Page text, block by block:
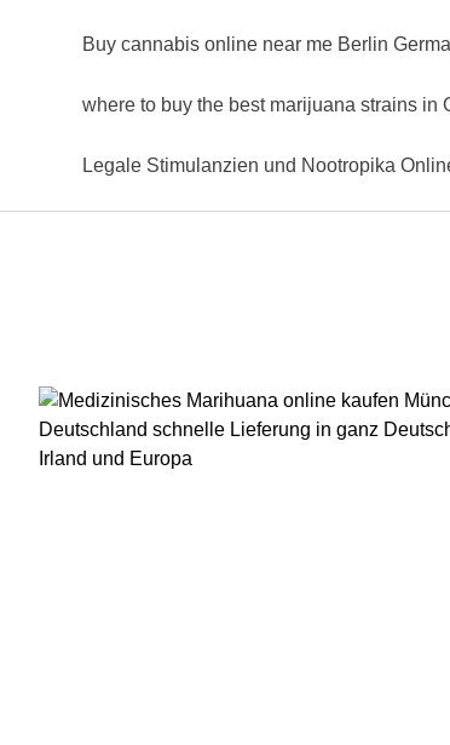
Buy cannabis online near me Berlin
where to buy the best marijuana strains in
Legale Stimulanzien und Nootropika